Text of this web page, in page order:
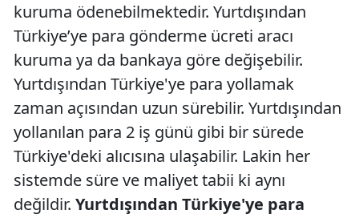
kuruma ödenebilmektedir. Yurtdışından
Türkiye’ye para gönderme ücreti aracı
kuruma ya da bankaya göre değişebilir.
Yurtdışından Türkiye'ye para yollamak
zaman açısından uzun sürebilir. Yurtdışından
yollanılan para 2 iş günü gibi bir sürede
Türkiye'deki alıcısına ulaşabilir. Lakin her
sistemde süre ve maliyet tabii ki aynı
değildir. Yurtdışından Türkiye'ye para